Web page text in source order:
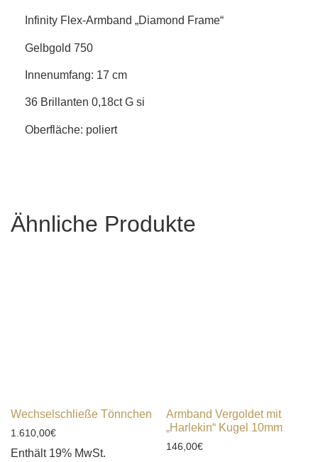
Infinity Flex-Armband „Diamond Frame“
Gelbgold 750
Innenumfang: 17 cm
36 Brillanten 0,18ct G si
Oberfläche: poliert
Ähnliche Produkte
Wechselschließe Tönnchen
1.610,00€
Enthält 19% MwSt.
Armband Vergoldet mit
„Harlekin“ Kugel 10mm
146,00€